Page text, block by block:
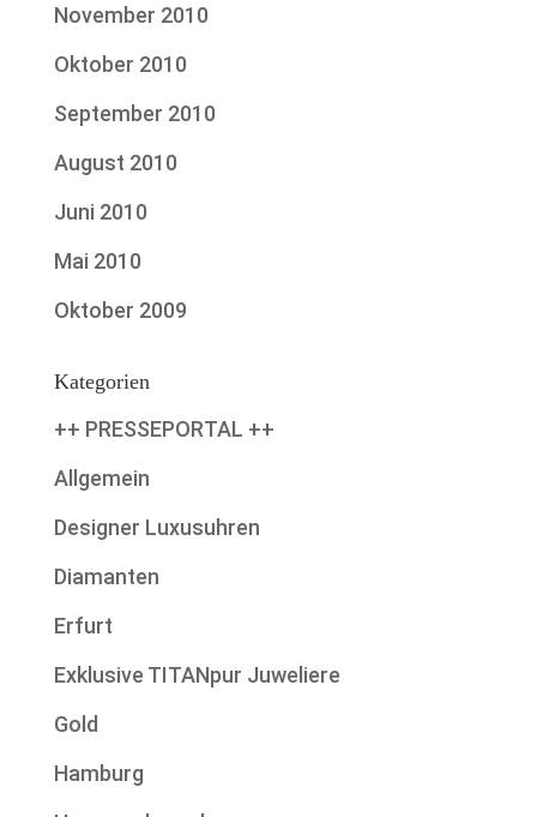
November 2010
Oktober 2010
September 2010
August 2010
Juni 2010
Mai 2010
Oktober 2009
Kategorien
++ PRESSEPORTAL ++
Allgemein
Designer Luxusuhren
Diamanten
Erfurt
Exklusive TITANpur Juweliere
Gold
Hamburg